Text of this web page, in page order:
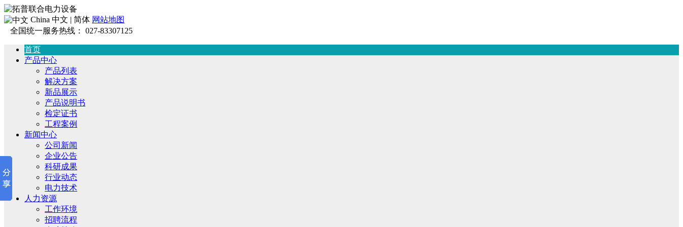
China 中文 | 简体 网站地图
全国统一服务热线： 027-83307125
首页
产品中心
产品列表
解决方案
新品展示
产品说明书
检定证书
工程案例
新闻中心
公司新闻
企业公告
科研成果
行业动态
电力技术
人力资源
工作环境
招聘流程